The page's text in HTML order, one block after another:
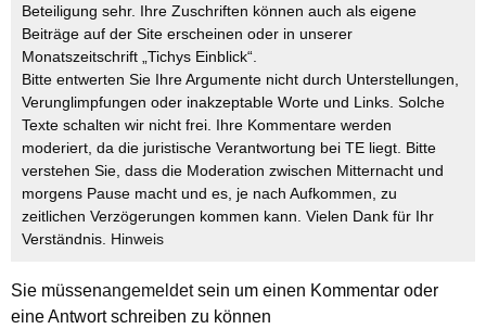
Beteiligung sehr. Ihre Zuschriften können auch als eigene
Beiträge auf der Site erscheinen oder in unserer
Monatszeitschrift „Tichys Einblick“.
Bitte entwerten Sie Ihre Argumente nicht durch Unterstellungen,
Verunglimpfungen oder inakzeptable Worte und Links. Solche
Texte schalten wir nicht frei. Ihre Kommentare werden
moderiert, da die juristische Verantwortung bei TE liegt. Bitte
verstehen Sie, dass die Moderation zwischen Mitternacht und
morgens Pause macht und es, je nach Aufkommen, zu
zeitlichen Verzögerungen kommen kann. Vielen Dank für Ihr
Verständnis. Hinweis
Sie müssenangemeldetsein um einen Kommentar oder
eine Antwort schreiben zu können